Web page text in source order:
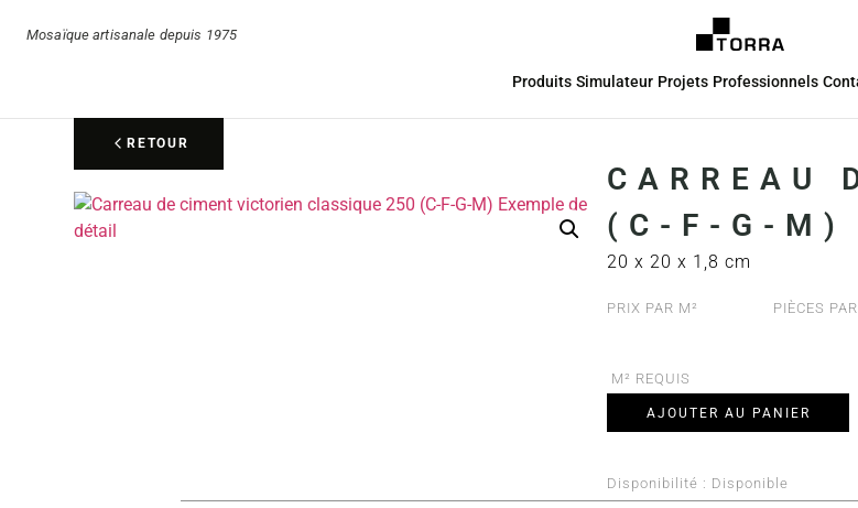
Mosaïque artisanale depuis 1975
Produits Simulateur Projets Professionnels
RETOUR
CARREAU
(C-F-G-M)
20 x 20 x 1,8 cm
PRIX PAR M² PIÈCES
M² REQUIS
AJOUTER AU PANIER
Disponibilité : Disponible